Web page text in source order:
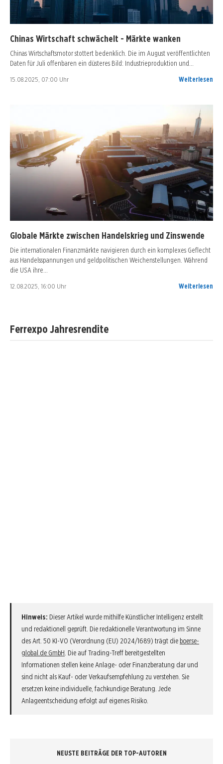
Chinas Wirtschaft schwächelt - Märkte wanken
Chinas Wirtschaftsmotor stottert bedenklich. Die im August veröffentlichten
Daten für Juli offenbaren ein düsteres Bild: Industrieproduktion und…
15.08.2025, 07:00 Uhr Weiterlesen
Globale Märkte zwischen Handelskrieg und Zinswende
Die internationalen Finanzmärkte navigieren durch ein komplexes Geflecht
aus Handelsspannungen und geldpolitischen Weichenstellungen. Während
die USA ihre…
12.08.2025, 16:00 Uhr Weiterlesen
Ferrexpo Jahresrendite
Hinweis: Dieser Artikel wurde mithilfe Künstlicher Intelligenz erstellt
und redaktionell geprüft. Die redaktionelle Verantwortung im Sinne
des Art. 50 KI-VO (Verordnung (EU) 2024/1689) trägt die boerse-
global.de GmbH . Die auf Trading-Treff bereitgestellten
Informationen stellen keine Anlage- oder Finanzberatung dar und
sind nicht als Kauf- oder Verkaufsempfehlung zu verstehen. Sie
ersetzen keine individuelle, fachkundige Beratung. Jede
Anlageentscheidung erfolgt auf eigenes Risiko.
NEUSTE BEITRÄGE DER TOP-AUTOREN